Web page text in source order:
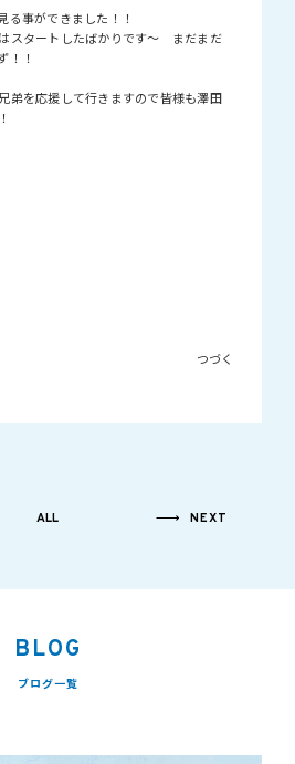
る事ができました！！
スタートしたばかりです〜 まだまだ
！！
弟を応援して行きますので皆様も澤田
つづく
ALL NEXT
BLOG
ブログ一覧